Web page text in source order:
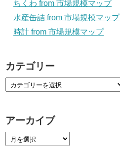
ちくわ from 市場規模マップ
水産缶詰 from 市場規模マップ
時計 from 市場規模マップ
カテゴリー
アーカイブ